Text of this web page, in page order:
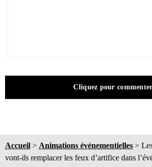
Cliquez pour commenter
Accueil > Animations événementielles >
vont-ils remplacer les feux d’artifice dans